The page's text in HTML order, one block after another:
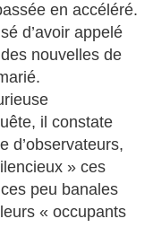
en accéléré.
d’avoir appelé
nouvelles de
il constate
d’observateurs,
» ces
peu banales
« occupants